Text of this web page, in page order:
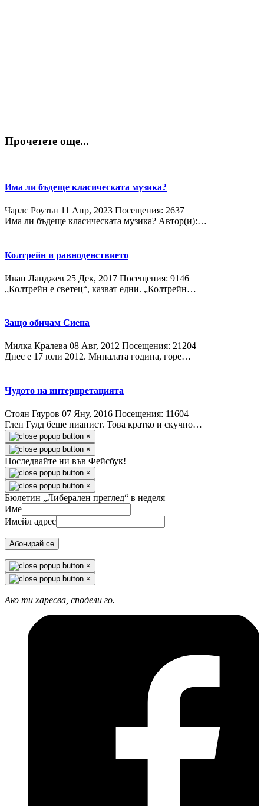
Прочетете още...
Има ли бъдеще класическата музика?
Чарлс Роузън 11 Апр, 2023 Посещения: 2637
Има ли бъдеще класическата музика? Автор(и):…
Колтрейн и равноденствието
Иван Ланджев 25 Дек, 2017 Посещения: 9146
„Колтрейн е светец“, казват едни. „Колтрейн…
Защо обичам Сиена
Милка Кралева 08 Авг, 2012 Посещения: 21204
Днес е 17 юли 2012. Миналата година, горе…
Чудото на интерпретацията
Стоян Гяуров 07 Яну, 2016 Посещения: 11604
Глен Гулд беше пианист. Това кратко и скучно…
×
×
Последвайте ни във Фейсбук!
×
×
Бюлетин „Либерален преглед“ в неделя
Име
Имейл адрес
Абонирай се
×
×
Ако ти харесва, сподели го.